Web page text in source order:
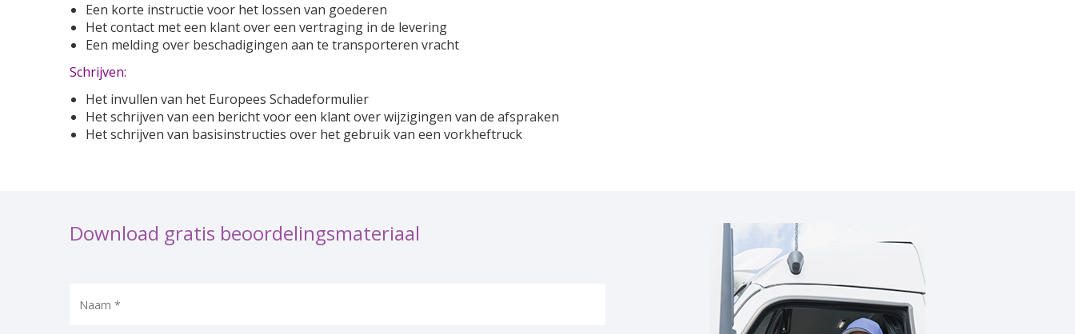
Een korte instructie voor het lossen van goederen
Het contact met een klant over een vertraging in de levering
Een melding over beschadigingen aan te transporteren vracht
Schrijven:
Het invullen van het Europees Schadeformulier
Het schrijven van een bericht voor een klant over wijzigingen van de afspraken
Het schrijven van basisinstructies over het gebruik van een vorkheftruck
Download gratis beoordelingsmateriaal